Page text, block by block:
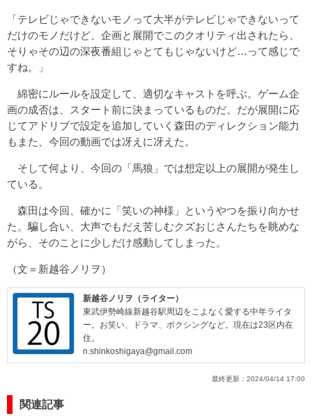
「テレビじゃできないモノって大半がテレビじゃできないって
だけのモノだけど、企画と展開でこのクオリティ出されたら、
そりゃその辺の深夜番組じゃとてもじゃないけど…って感じで
すね。」
綿密にルールを設定して、適切なキャストを呼ぶ。ゲーム企
画の成否は、スタート前に決まっているものだ。だが展開に応
じてアドリブで設定を追加していく森田のディレクション能力
もまた、今回の動画では冴えに冴えた。
そして何より、今回の「馬狼」では想定以上の展開が発生し
ている。
森田は今回、確かに「笑いの神様」というやつを振り向かせ
た。騙し合い、大声でもだえ苦しむクズおじさんたちを眺めな
がら、そのことに少しだけ感動してしまった。
（文＝新越谷ノリヲ）
新越谷ノリヲ（ライター）
東武伊勢崎線新越谷駅周辺をこよなく愛する中年ライタ
ー。お笑い、ドラマ、ボクシングなど。現在は23区内在
住。
n.shinkoshigaya@gmail.com
最終更新： 2024/04/14 17:00
関連記事